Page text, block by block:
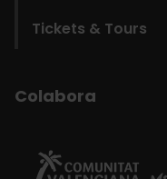
Tickets & Tours
Colabora